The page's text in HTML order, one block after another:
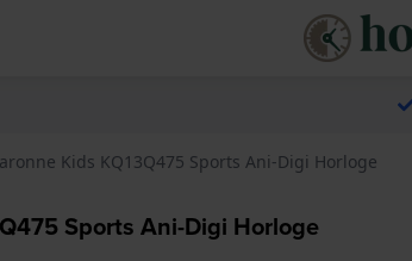
Kids KQ13Q475 Sports Ani-Digi Horloge
Sports Ani-Digi Horloge